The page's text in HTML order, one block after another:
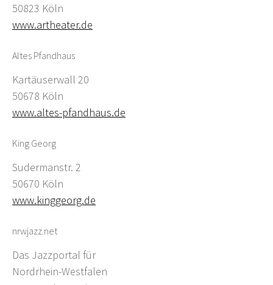
50823 Köln
www.artheater.de
Altes Pfandhaus
Kartäuserwall 20
50678 Köln
www.altes-pfandhaus.de
King Georg
Sudermanstr. 2
50670 Köln
www.kinggeorg.de
nrwjazz.net
Das Jazzportal für
Nordrhein-Westfalen